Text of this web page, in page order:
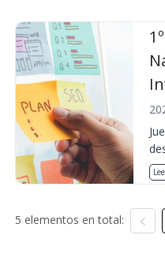
5 elementos en total: